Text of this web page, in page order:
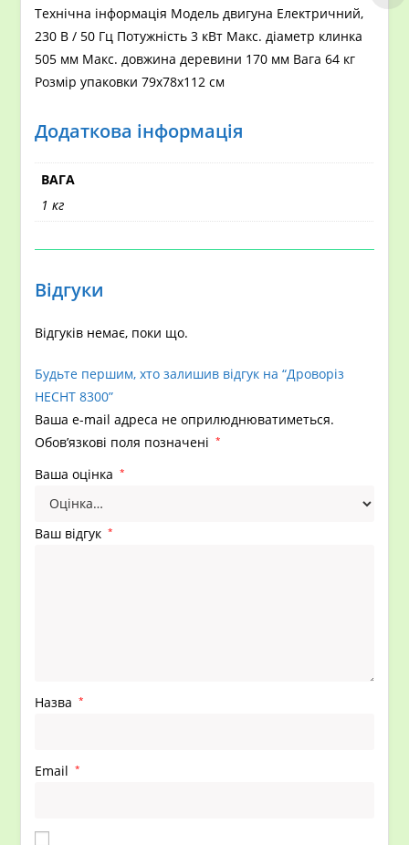
Технічна інформація Модель двигуна Електричний,
230 В / 50 Гц Потужність 3 кВт Макс. діаметр клинка
505 мм Макс. довжина деревини 170 мм Вага 64 кг
Розмір упаковки 79х78х112 см
Додаткова інформація
ВАГА
1 кг
Відгуки
Відгуків немає, поки що.
Будьте першим, хто залишив відгук на “Дроворіз
HECHT 8300”
Ваша e-mail адреса не оприлюднюватиметься.
Обов’язкові поля позначені
*
Ваша оцінка *
Ваш відгук *
Назва *
Email *